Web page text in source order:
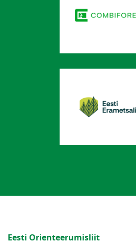
Eesti Orienteerumisliit